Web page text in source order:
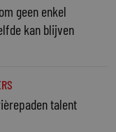
geen enkel
kan blijven
talent